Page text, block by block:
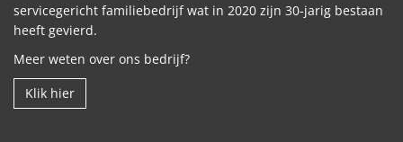
servicegericht familiebedrijf wat in 2020 zijn 30-jarig bestaan
heeft gevierd.
Meer weten over ons bedrijf?
Klik hier